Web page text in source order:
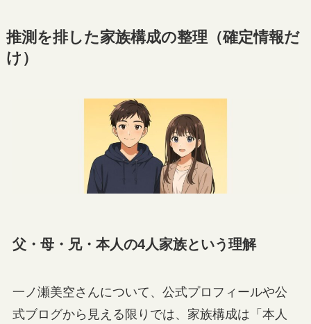
推測を排した家族構成の整理（確定情報だ
け）
父・母・兄・本人の4人家族という理解
一ノ瀬美空さんについて、公式プロフィールや公
式ブログから見える限りでは、家族構成は「本人